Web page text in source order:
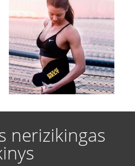
nerizikingas